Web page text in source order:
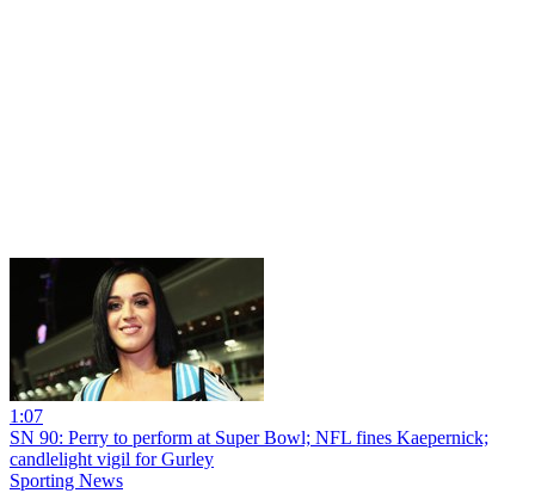
1:07
SN 90: Perry to perform at Super Bowl; NFL fines Kaepernick;
candlelight vigil for Gurley
Sporting News